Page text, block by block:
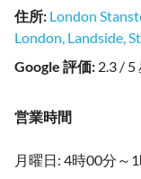
住所: London
London, Landside,
Google 評価: 2.3 / 5
営業時間
月曜日: 4時00分～